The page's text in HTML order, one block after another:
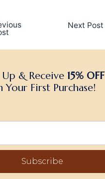
Next Post
Up & Receive 15% OFF
Your First Purchase!
Subscribe